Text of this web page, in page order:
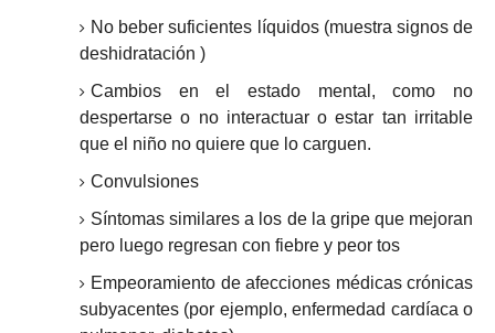
No beber suficientes líquidos (muestra signos de
deshidratación )
Cambios en el estado mental, como no
despertarse o no interactuar o estar tan irritable
que el niño no quiere que lo carguen.
Convulsiones
Síntomas similares a los de la gripe que mejoran
pero luego regresan con fiebre y peor tos
Empeoramiento de afecciones médicas crónicas
subyacentes (por ejemplo, enfermedad cardíaca o